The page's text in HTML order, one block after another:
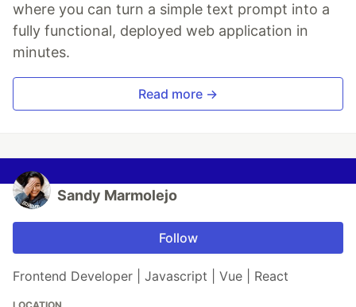
where you can turn a simple text prompt into a
fully functional, deployed web application in
minutes.
Read more →
Sandy Marmolejo
Follow
Frontend Developer | Javascript | Vue | React